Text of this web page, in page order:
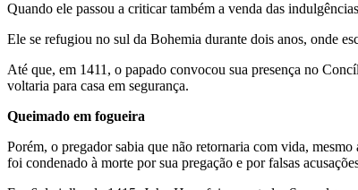
Quando ele passou a criticar também a venda das
Ele se refugiou no sul da Bohemia durante dois anos, onde
Até que, em 1411, o papado convocou sua presença no
voltaria para casa em segurança.
Queimado em fogueira
Porém, o pregador sabia que não retornaria com vida,
foi condenado à morte por sua pregação e por falsas